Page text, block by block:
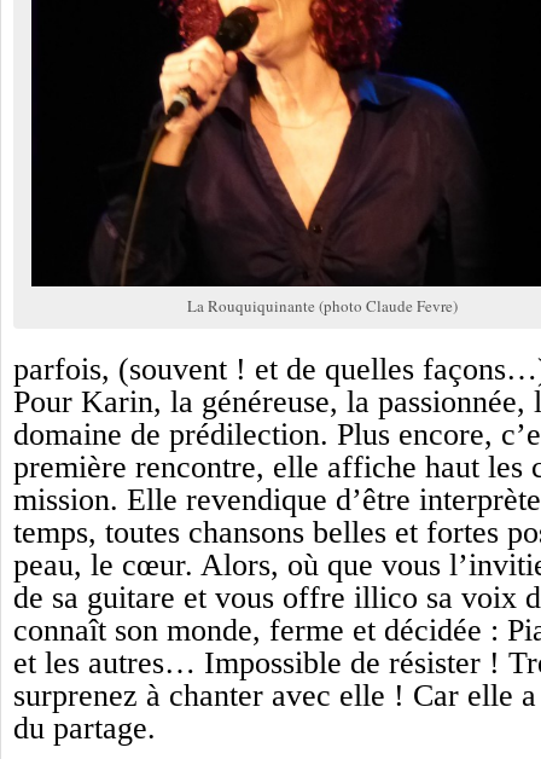
La Rouquiquinante (photo Claude Fevre)
parfois, (souvent ! et de quelles
Pour Karin, la généreuse, la passionnée,
domaine de prédilection. Plus encore,
première rencontre, elle affiche haut les
mission. Elle revendique d’être
temps, toutes chansons belles et fortes
peau, le cœur. Alors, où que vous
de sa guitare et vous offre illico sa voix
connaît son monde, ferme et décidée :
et les autres… Impossible de résister !
surprenez à chanter avec elle ! Car elle
du partage.